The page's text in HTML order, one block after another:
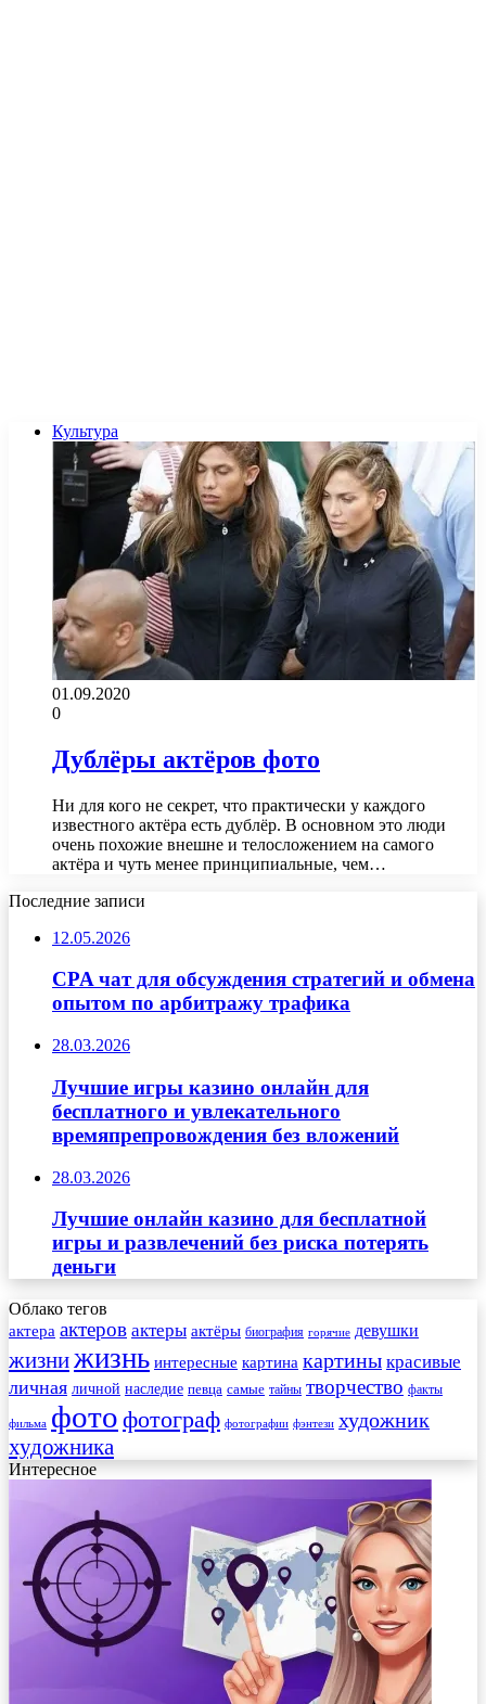
Культура
01.09.2020
0
Дублёры актёров фото
Ни для кого не секрет, что практически у каждого
известного актёра есть дублёр. В основном это люди
очень похожие внешне и телосложением на самого
актёра и чуть менее принципиальные, чем…
Последние записи
12.05.2026
CPA чат для обсуждения стратегий и обмена
опытом по арбитражу трафика
28.03.2026
Лучшие игры казино онлайн для
бесплатного и увлекательного
времяпрепровождения без вложений
28.03.2026
Лучшие онлайн казино для бесплатной
игры и развлечений без риска потерять
деньги
Облако тегов
актера актеров актеры актёры биография горячие девушки
жизнижизнь интересные картина картины красивые
личная личной наследие певца самые тайны творчество факты
фильма фото фотограф фотографии фэнтези художник
художника
Интересное